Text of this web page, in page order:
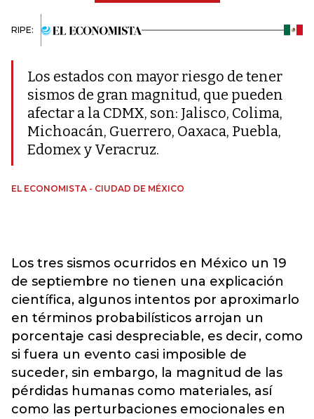
RIPE:
Los estados con mayor riesgo de tener
sismos de gran magnitud, que pueden
afectar a la CDMX, son: Jalisco, Colima,
Michoacán, Guerrero, Oaxaca, Puebla,
Edomex y Veracruz.
EL ECONOMISTA - CIUDAD DE MÉXICO
Los tres sismos ocurridos en México un 19
de septiembre no tienen una explicación
científica, algunos intentos por aproximarlo
en términos probabilísticos arrojan un
porcentaje casi despreciable, es decir, como
si fuera un evento casi imposible de
suceder, sin embargo, la magnitud de las
pérdidas humanas como materiales, así
como las perturbaciones emocionales en